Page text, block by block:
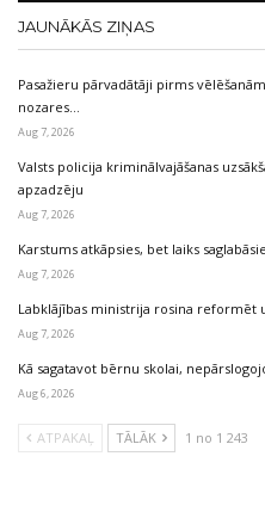
JAUNĀKĀS ZIŅAS
Pasažieru pārvadātāji pirms
nozares…
Aug 7, 2026
Valsts policija kriminālvajāšanas
apzadzēju
Aug 7, 2026
Karstums atkāpsies, bet laiks
Aug 7, 2026
Labklājības ministrija rosina reformēt
Aug 7, 2026
Kā sagatavot bērnu skolai,
Aug 6, 2026
ATPAKAĻ TĀLĀK 1 no 1 243